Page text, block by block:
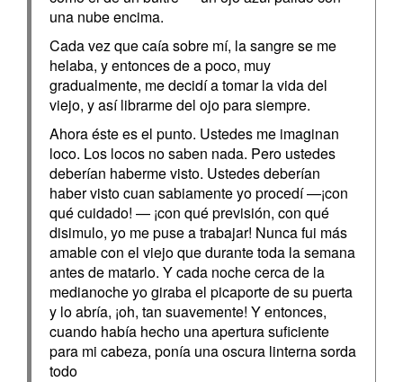
una nube encima.
Cada vez que caía sobre mí, la sangre se me
helaba, y entonces de a poco, muy
gradualmente, me decidí a tomar la vida del
viejo, y así librarme del ojo para siempre.
Ahora éste es el punto. Ustedes me imaginan
loco. Los locos no saben nada. Pero ustedes
deberían haberme visto. Ustedes deberían
haber visto cuan sabiamente yo procedí —¡con
qué cuidado! — ¡con qué previsión, con qué
disimulo, yo me puse a trabajar! Nunca fui más
amable con el viejo que durante toda la semana
antes de matarlo. Y cada noche cerca de la
medianoche yo giraba el picaporte de su puerta
y lo abría, ¡oh, tan suavemente! Y entonces,
cuando había hecho una apertura suficiente
para mi cabeza, ponía una oscura linterna sorda
todo